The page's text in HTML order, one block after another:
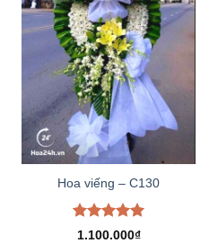
Hoa viếng – C130
Được xếp
1.100.000₫